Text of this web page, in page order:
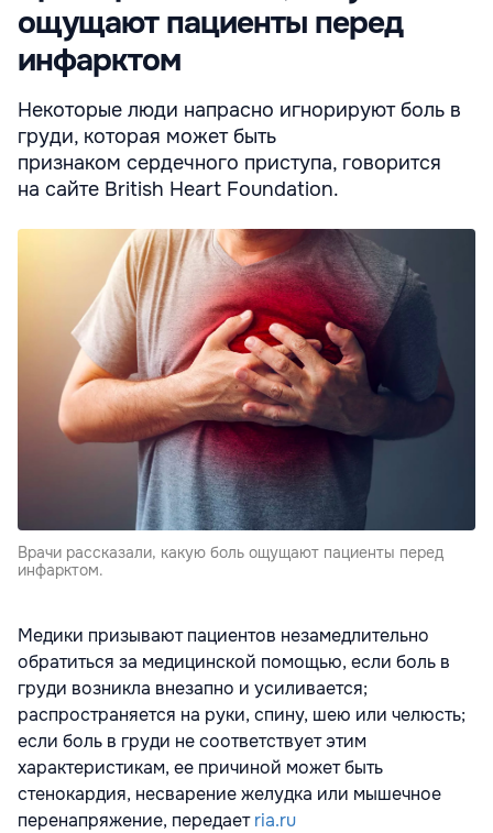
ощущают пациенты перед
инфарктом
Некоторые люди напрасно игнорируют боль в
груди, которая может быть
признаком сердечного приступа, говорится
на сайте British Heart Foundation.
Врачи рассказали, какую боль ощущают пациенты перед
инфарктом.
Медики призывают пациентов незамедлительно
обратиться за медицинской помощью, если боль в
груди возникла внезапно и усиливается;
распространяется на руки, спину, шею или челюсть;
если боль в груди не соответствует этим
характеристикам, ее причиной может быть
стенокардия, несварение желудка или мышечное
перенапряжение, передаетria.ru